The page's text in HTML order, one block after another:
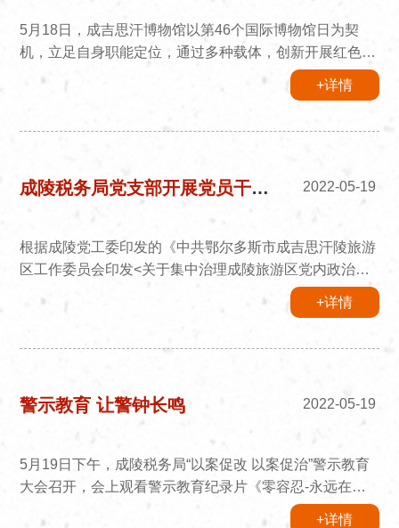
5月18日，成吉思汗博物馆以第46个国际博物馆日为契
机，立足自身职能定位，通过多种载体，创新开展红色精
神引领活力文博“5.18国际博物馆日”宣传教育活动，有效
发挥了社会教育和传播功能，充分彰显了新时代、新文
和组织逃生。随后学习了灭火器的使用方法并进行了示
+详情
成陵税务局党支部开展党员干部党内政治生活庸俗化交易化集中治理工作 2022-05-19
根据成陵党工委印发的《中共鄂尔多斯市成吉思汗陵旅游
区工作委员会印发<关于集中治理成陵旅游区党内政治生
活庸俗化交易化问题的实施方案>的通知》要求，为切实
做好成陵税务局党支部的党内党内政治生活庸俗化交易化
委安排，全面承接了方案各项任务，并结合支部实际，进
+详情
警示教育 让警钟长鸣 2022-05-19
5月19日下午，成陵税务局“以案促改 以案促治”警示教育
大会召开，会上观看警示教育纪录片《零容忍-永远在路
上》，全体干部职工参加会议。通过警示教育，进一步严
+详情